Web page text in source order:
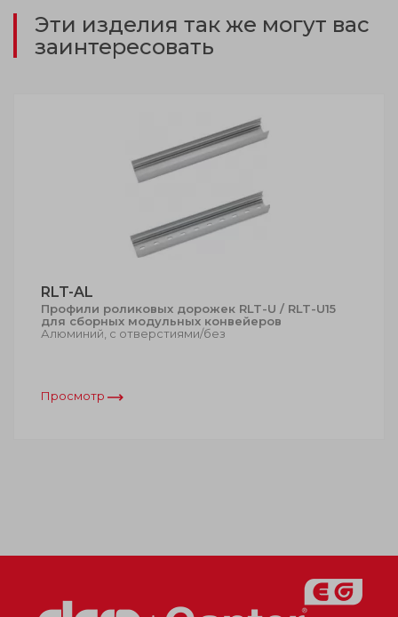
Эти изделия так же могут вас
заинтересовать
RLT-AL
Профили роликовых дорожек RLT-U / RLT-U15
для сборных модульных конвейеров
Алюминий, с отверстиями/без
Просмотр